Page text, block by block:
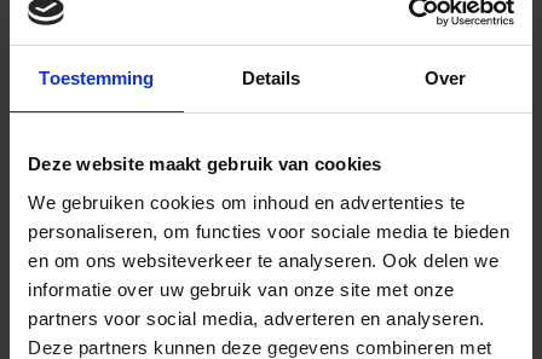
Toestemming Details Over
Deze website maakt gebruik van cookies
We gebruiken cookies om inhoud en advertenties te
personaliseren, om functies voor sociale media te bieden
en om ons websiteverkeer te analyseren. Ook delen we
informatie over uw gebruik van onze site met onze
partners voor social media, adverteren en analyseren.
Deze partners kunnen deze gegevens combineren met